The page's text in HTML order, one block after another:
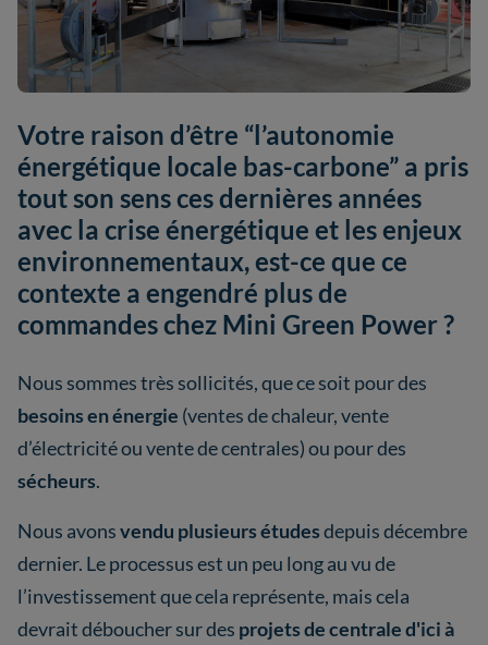
Votre raison d’être “l’autonomie
énergétique locale bas-carbone” a pris
tout son sens ces dernières années
avec la crise énergétique et les enjeux
environnementaux, est-ce que ce
contexte a engendré plus de
commandes chez Mini Green Power ?
Nous sommes très sollicités, que ce soit pour des
besoins en énergie (ventes de chaleur, vente
d’électricité ou vente de centrales) ou pour des
sécheurs.
Nous avonsvendu plusieurs étudesdepuis décembre
dernier. Le processus est un peu long au vu de
l’investissement que cela représente, mais cela
devrait déboucher sur des projets de centrale d'ici à